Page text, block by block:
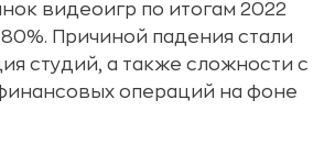
видеоигр по итогам 2022
80%. Причиной падения стали
студий, а также сложности с
операций на фоне